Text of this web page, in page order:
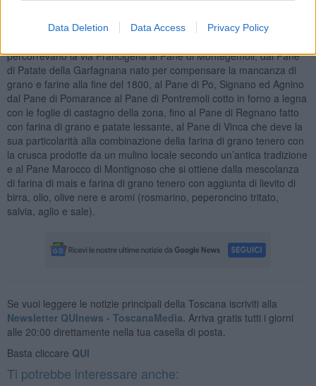
Data Deletion Data Access Privacy Policy
nelle panetteria di Grosseto e Siena al Pan di Ramerino, al Pane di
percorrevano la via Francigena al Pane di Montegemoli, dal Pane
di Patate della Garfagnana nato per compensare la mancanza di
grano e farine alla fine del 1800, al Pane di Po, Signano ed Agnino
dal Pane di Pomarance al Pane di Pontremoli cotto in forno a legna
con le foglie di castagno della zona, fino al Pane di Regnano fatto
con farina di grano e patate lessante, al Pane di Vinca che deve la
sua particolarità alla combinazione della farina di grano tenero con
la crusca prodotte da un mulino locale secondo un’antica tradizione
e al Pane Marocco di Montignoso che si ottiene dalla mescolanza
di farina di mais e farina di grano tenero con aggiunta di lievito di
birra, olio, olive nere e aromi (rosmarino, peperoncino tritato,
salvia, aglio e sale).
Se vuoi leggere le notizie principali della Toscana iscriviti alla
Newsletter QUInews - ToscanaMedia. Arriva gratis tutti i giorni
alle 20:00 direttamente nella tua casella di posta.
Basta cliccare QUI
Ti potrebbe interessare anche: